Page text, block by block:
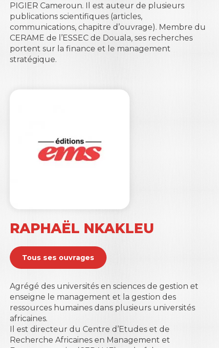
PIGIER Cameroun. Il est auteur de plusieurs
publications scientifiques (articles,
communications, chapitre d’ouvrage). Membre du
CERAME de l’ESSEC de Douala, ses recherches
portent sur la finance et le management
stratégique.
RAPHAËL NKAKLEU
Tous ses ouvrages
Agrégé des universités en sciences de gestion et
enseigne le management et la gestion des
ressources humaines dans plusieurs universités
africaines.
Il est directeur du Centre d’Etudes et de
Recherche Africaines en Management et